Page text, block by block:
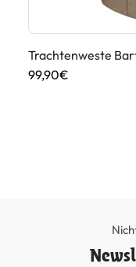
Trachtenweste
99,90€